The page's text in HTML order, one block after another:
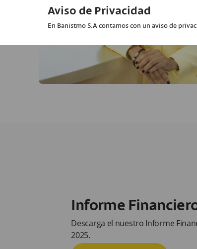
Informe
Descarga el nuestro Informe
2025.
Aviso de Privacidad
En Banistmo S.A contamos con un aviso de